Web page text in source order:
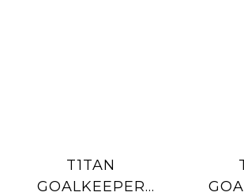
T1TAN
GOALKEEPER